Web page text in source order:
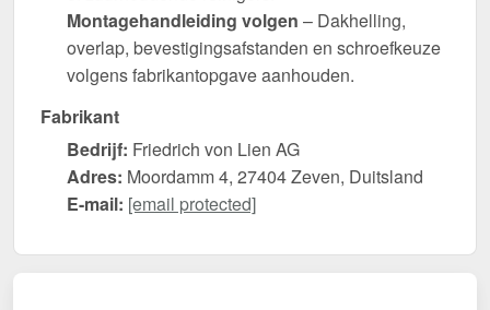
Montagehandleiding volgen – Dakhelling,
overlap, bevestigingsafstanden en schroefkeuze
volgens fabrikantopgave aanhouden.
Fabrikant
Bedrijf: Friedrich von Lien AG
Adres: Moordamm 4, 27404 Zeven, Duitsland
E-mail: [email protected]